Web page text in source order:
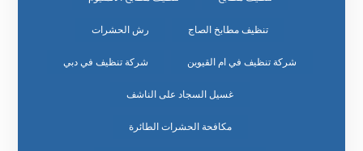
تنظيف مطابخ الصاج رش الحشرات
شركة تنظيف في ام القيوين شركة تنظيف في دبي
غسيل السجاد على الناشف
مكافحة الحشرات الطائرة